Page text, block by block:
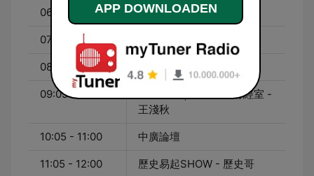
06:00 - 06:20 早安新聞
07:00 - 08:00 中廣早報新聞 - 謝葉蓉
08:05 - 09:00 千秋萬事 - 王淺秋
09:05 - 10:00
千秋萬事｜你我生活財經室 -
王淺秋
10:05 - 11:00 中廣論壇
11:05 - 12:00 歷史易起SHOW - 歷史哥
APP DOWNLOADEN